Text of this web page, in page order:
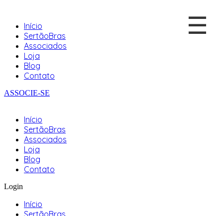
Início
SertãoBras
Associados
Loja
Blog
Contato
ASSOCIE-SE
Início
SertãoBras
Associados
Loja
Blog
Contato
☰
Login
Início
SertãoBras